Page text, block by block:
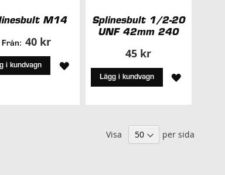
M14
Från: 40 kr
i kundvagn
LÄGG
Splinesbult 1/2-20
UNF 42mm 240
45 kr
Lägg i kundvagn
LÄGG
Visa per sida